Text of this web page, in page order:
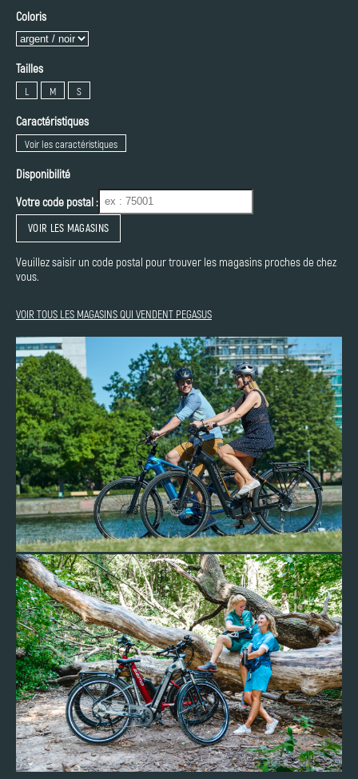
Coloris
Tailles
L M S
Caractéristiques
Voir les caractéristiques
Disponibilité
Votre code postal :
VOIR LES MAGASINS
Veuillez saisir un code postal pour trouver les magasins proches de chez
vous.
VOIR TOUS LES MAGASINS QUI VENDENT PEGASUS